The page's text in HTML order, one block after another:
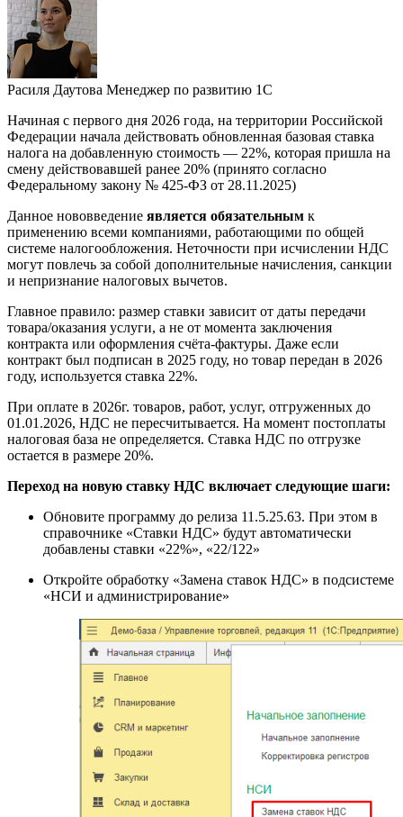
Расиля Даутова Менеджер по развитию 1С
Начиная с первого дня 2026 года, на территории Российской
Федерации начала действовать обновленная базовая ставка
налога на добавленную стоимость — 22%, которая пришла на
смену действовавшей ранее 20% (принято согласно
Федеральному закону № 425-ФЗ от 28.11.2025)
Данное нововведение является обязательным к
применению всеми компаниями, работающими по общей
системе налогообложения. Неточности при исчислении НДС
могут повлечь за собой дополнительные начисления, санкции
и непризнание налоговых вычетов.
Главное правило: размер ставки зависит от даты передачи
товара/оказания услуги, а не от момента заключения
контракта или оформления счёта‑фактуры. Даже если
контракт был подписан в 2025 году, но товар передан в 2026
году, используется ставка 22%.
При оплате в 2026г. товаров, работ, услуг, отгруженных до
01.01.2026, НДС не пересчитывается. На момент постоплаты
налоговая база не определяется. Ставка НДС по отгрузке
остается в размере 20%.
Переход на новую ставку НДС включает следующие шаги:
Обновите программу до релиза 11.5.25.63. При этом в
справочнике «Ставки НДС» будут автоматически
добавлены ставки «22%», «22/122»
Откройте обработку «Замена ставок НДС» в подсистеме
«НСИ и администрирование»